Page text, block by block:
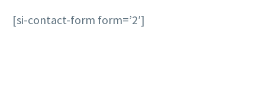
[si-contact-form form=’2′]